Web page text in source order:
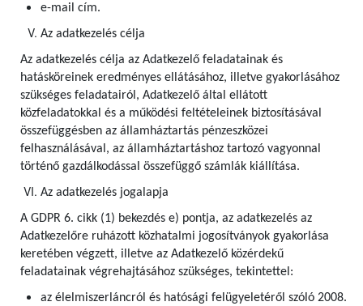
e-mail cím.
Az adatkezelés célja
Az adatkezelés célja az Adatkezelő feladatainak és
hatásköreinek eredményes ellátásához, illetve gyakorlásához
szükséges feladatairól, Adatkezelő által ellátott
közfeladatokkal és a működési feltételeinek biztosításával
összefüggésben az államháztartás pénzeszközei
felhasználásával, az államháztartáshoz tartozó vagyonnal
történő gazdálkodással összefüggő számlák kiállítása.
Az adatkezelés jogalapja
A GDPR 6. cikk (1) bekezdés e) pontja, az adatkezelés az
Adatkezelőre ruházott közhatalmi jogosítványok gyakorlása
keretében végzett, illetve az Adatkezelő közérdekű
feladatainak végrehajtásához szükséges, tekintettel:
az élelmiszerláncról és hatósági felügyeletéről szóló 2008.